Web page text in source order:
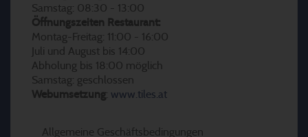
Samstag: 08:30 - 13:00
Öffnungszeiten Restaurant:
Montag-Freitag: 11:00 - 16:00
Juli und August bis 14:00
Abholung bis 18:00 möglich
Samstag: geschlossen
Webumsetzung: www.tiles.at
Allgemeine Geschäftsbedingungen